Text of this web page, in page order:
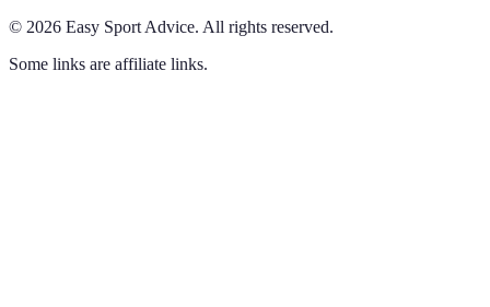
© 2026 Easy Sport Advice. All rights reserved.
Some links are affiliate links.